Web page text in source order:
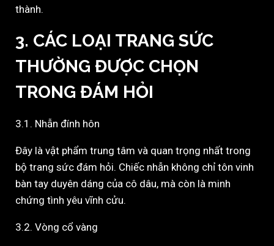
thành.
3. CÁC LOẠI TRANG SỨC
THƯỜNG ĐƯỢC CHỌN
TRONG ĐÁM HỎI
3.1. Nhẫn đính hôn
Đây là vật phẩm trung tâm và quan trọng nhất trong
bộ trang sức đám hỏi. Chiếc nhẫn không chỉ tôn vinh
bàn tay duyên dáng của cô dâu, mà còn là minh
chứng tình yêu vĩnh cửu.
3.2. Vòng cổ vàng